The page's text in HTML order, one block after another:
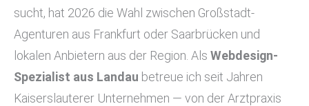
sucht, hat 2026 die Wahl zwischen Großstadt-
Agenturen aus Frankfurt oder Saarbrücken und
lokalen Anbietern aus der Region. Als Webdesign-
Spezialist aus Landau betreue ich seit Jahren
Kaiserslauterer Unternehmen — von der Arztpraxis